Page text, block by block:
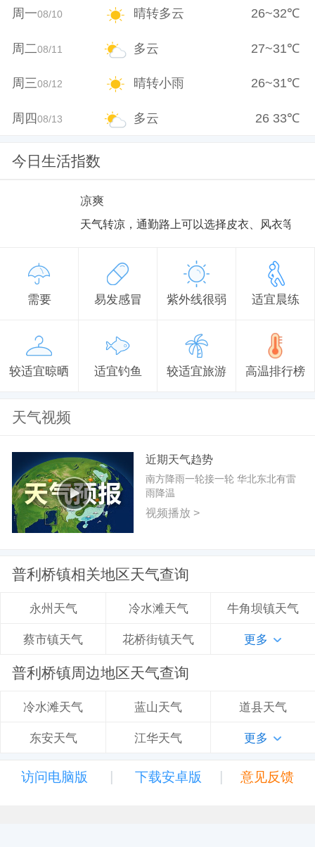
周一08/10 晴转多云 26~32℃
周二08/11 多云 27~31℃
周三08/12 晴转小雨 26~31℃
周四08/13 多云 26 33℃
今日生活指数
凉爽
天气转凉，通勤路上可以选择皮衣、风衣等防
需要 易发感冒 紫外线很弱 适宜晨练
较适宜晾晒 适宜钓鱼 较适宜旅游 高温排行榜
天气视频
近期天气趋势
南方降雨一轮接一轮 华北东北有雷
雨降温
视频播放 >
普利桥镇相关地区天气查询
永州天气 冷水滩天气 牛角坝镇天气
蔡市镇天气 花桥街镇天气 更多
普利桥镇周边地区天气查询
冷水滩天气 蓝山天气 道县天气
东安天气 江华天气 更多
访问电脑版 | 下载安卓版 | 意见反馈